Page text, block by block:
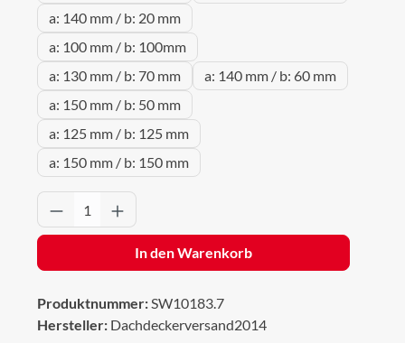
a: 140 mm / b: 20 mm
a: 100 mm / b: 100mm
a: 130 mm / b: 70 mm
a: 140 mm / b: 60 mm
a: 150 mm / b: 50 mm
a: 125 mm / b: 125 mm
a: 150 mm / b: 150 mm
Produkt Anzahl: Gib den gewünschten
In den Warenkorb
Produktnummer:SW10183.7
Hersteller: Dachdeckerversand2014